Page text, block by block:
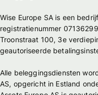
Wise Europe SA is een
registratienummer
Troonstraat 100, 3e
geautoriseerde
Alle beleggingsdiensten
AS, opgericht in Estland